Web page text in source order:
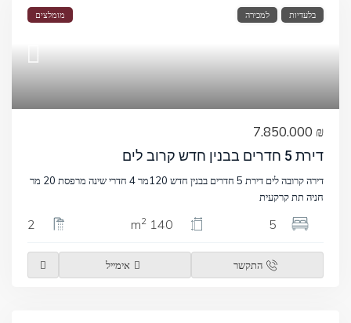
מומלצים למכירה בלעדיות
₪ 7.850.000
דירת 5 חדרים בבנין חדש קרוב לים
דירה קרובה לים דירת 5 חדרים בבנין חדש 120מר 4 חדרי שינה מרפסת 20 מר
חניה תת קרקעית
5
140 m
2
2
התקשר אימייל